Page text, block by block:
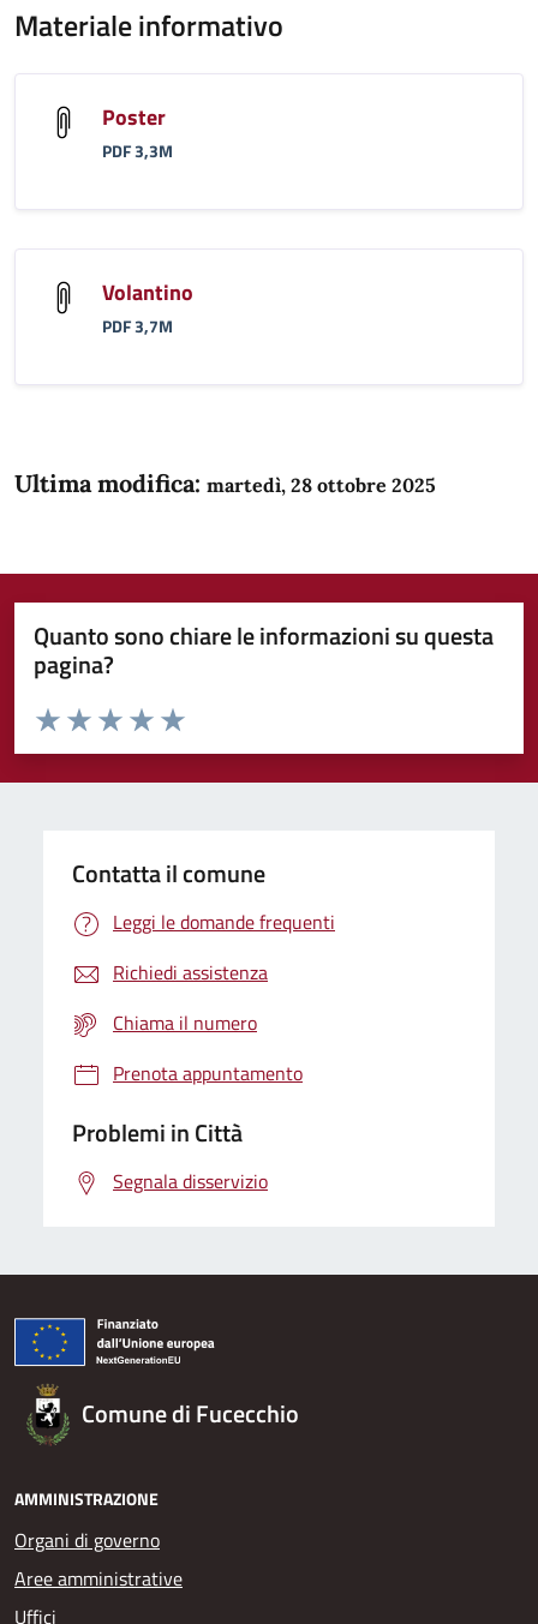
Materiale informativo
Poster
PDF 3,3M
Volantino
PDF 3,7M
Ultima modifica: martedì, 28 ottobre 2025
Quanto sono chiare le informazioni su questa
pagina?
Domanda
Valuta da 1 a 5 stelle la pagina
Valuta 5 stelle su 5
Valuta 4 stelle su 5
Valuta 3 stelle su 5
Valuta 2 stelle su 5
Valuta 1 stelle su 5
Contatta il comune
Leggi le domande frequenti
Richiedi assistenza
Chiama il numero
Prenota appuntamento
Problemi in Città
Segnala disservizio
Comune di Fucecchio
AMMINISTRAZIONE
Organi di governo
Aree amministrative
Uffici